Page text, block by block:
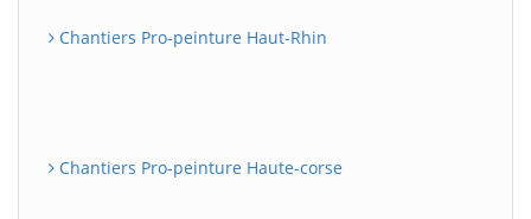
Chantiers Pro-peinture Haut-Rhin
Chantiers Pro-peinture Haute-corse